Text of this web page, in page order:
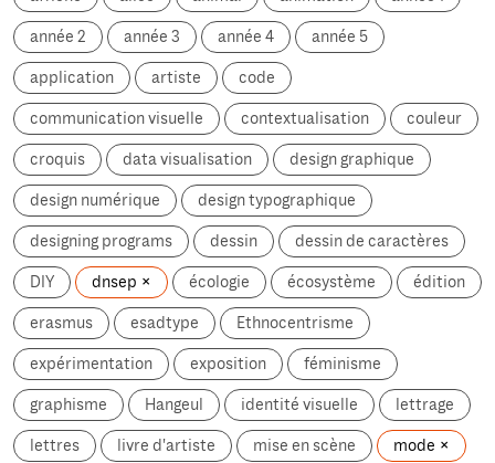
année 2 année 3 année 4 année 5
application artiste code
communication visuelle contextualisation couleur
croquis data visualisation design graphique
design numérique design typographique
designing programs dessin dessin de caractères
DIY dnsep écologie écosystème édition
erasmus esadtype Ethnocentrisme
expérimentation exposition féminisme
graphisme Hangeul identité visuelle lettrage
lettres livre d'artiste mise en scène mode